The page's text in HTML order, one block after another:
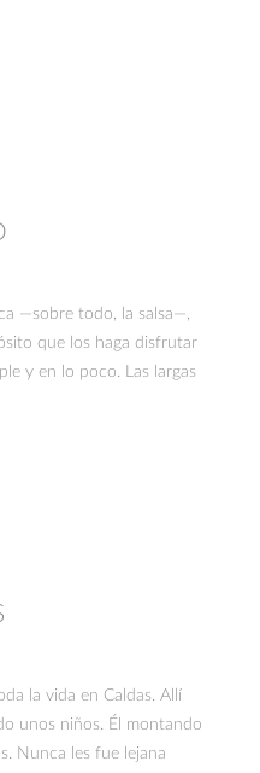
—sobre todo, la salsa—,
que los haga disfrutar
y en lo poco. Las largas
la vida en Caldas. Allí
unos niños. Él montando
Nunca les fue lejana